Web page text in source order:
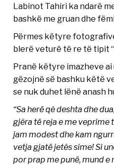
Labinot Tahiri ka ndarë
bashkë me gruan dhe
Përmes këtyre
blerë veturë të re të tipit
Pranë këtyre imazheve
gëzojnë së bashku këtë
se nuk duhet lënë anash
“Sa herë qê deshta dhe
gjêra të reja e me veprime
jam modest dhe kam
vetja gjatë jetês sime! Si
por prap me punë, mund e